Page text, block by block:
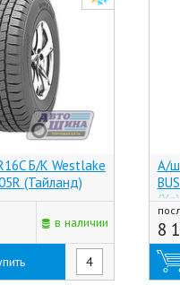
Б/К Westlake
(Тайланд)
в наличии
А/ш
8